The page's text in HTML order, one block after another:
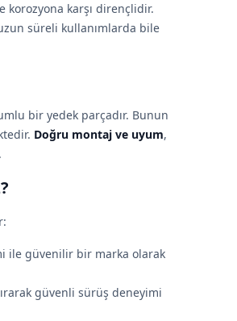
korozyona karşı dirençlidir.
süreli kullanımlarda bile
bir yedek parçadır. Bunun
Doğru montaj ve uyum,
ile güvenilir bir marka olarak
güvenli sürüş deneyimi